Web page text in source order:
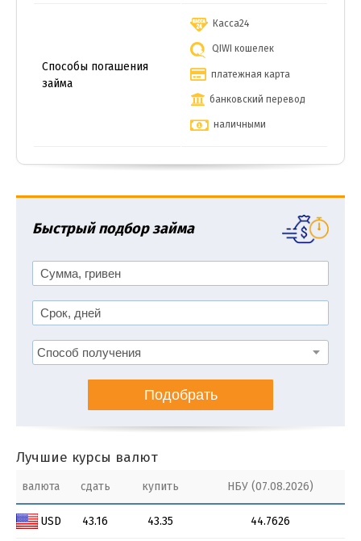
Способы погашения
займа
Касса24
QIWI кошелек
платежная карта
банковский перевод
наличными
Быстрый подбор займа
Подобрать
Лучшие курсы валют
валюта сдать купить НБУ (07.08.2026)
USD 43.16 43.35 44.7626